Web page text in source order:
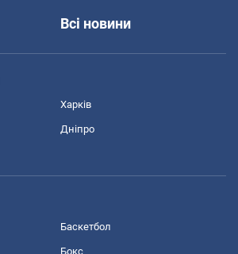
Всі новини
Харків
Дніпро
Баскетбол
Бокс